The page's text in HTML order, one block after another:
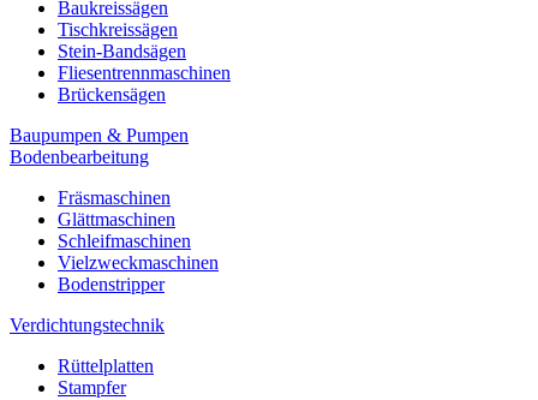
Baukreissägen
Tischkreissägen
Stein-Bandsägen
Fliesentrennmaschinen
Brückensägen
Baupumpen & Pumpen
Bodenbearbeitung
Fräsmaschinen
Glättmaschinen
Schleifmaschinen
Vielzweckmaschinen
Bodenstripper
Verdichtungstechnik
Rüttelplatten
Stampfer